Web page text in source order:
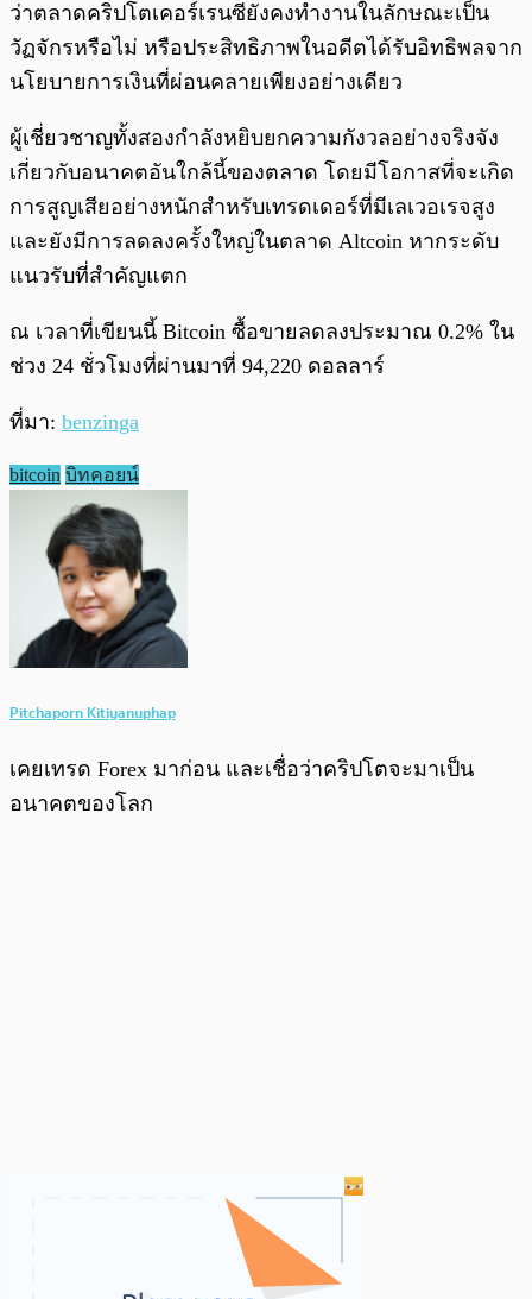
ว่าตลาดคริปโตเคอร์เรนซียังคงทำงานในลักษณะเป็น
วัฏจักรหรือไม่ หรือประสิทธิภาพในอดีตได้รับอิทธิพลจาก
นโยบายการเงินที่ผ่อนคลายเพียงอย่างเดียว
ผู้เชี่ยวชาญทั้งสองกำลังหยิบยกความกังวลอย่างจริงจัง
เกี่ยวกับอนาคตอันใกล้นี้ของตลาด โดยมีโอกาสที่จะเกิด
การสูญเสียอย่างหนักสำหรับเทรดเดอร์ที่มีเลเวอเรจสูง
และยังมีการลดลงครั้งใหญ่ในตลาด Altcoin หากระดับ
แนวรับที่สำคัญแตก
ณ เวลาที่เขียนนี้ Bitcoin ซื้อขายลดลงประมาณ 0.2% ใน
ช่วง 24 ชั่วโมงที่ผ่านมาที่ 94,220 ดอลลาร์
ที่มา: benzinga
bitcoin บิทคอยน์
Pitchaporn Kitiyanuphap
เคยเทรด Forex มาก่อน และเชื่อว่าคริปโตจะมาเป็น
อนาคตของโลก